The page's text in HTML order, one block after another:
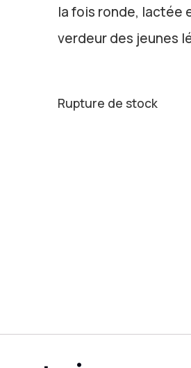
la fois ronde, lactée
verdeur des jeunes
Rupture de stock